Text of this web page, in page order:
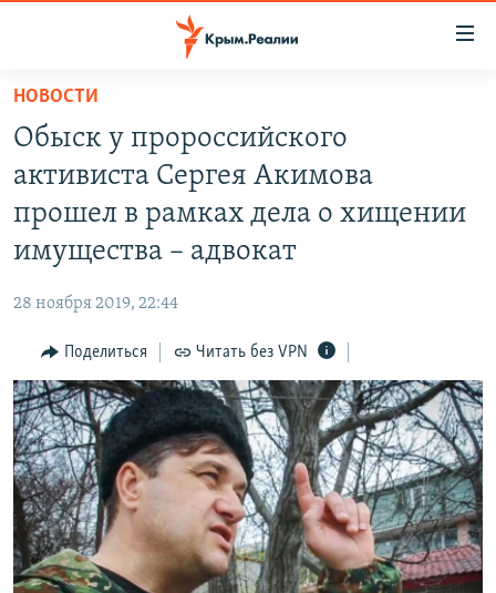
Вернуться
основному
содержанию
главной
Вернутся
поиску
НОВОСТИ
СПЕЦПРОЕКТЫ
ИНТЕРАКТИВ
ИНФОГРАФИКА
ТЕЛЕПРОЕКТ КРЫМ.РЕАЛИИ
СОВЕТЫ ПРАВОЗАЩИТНИКОВ
ПРОПАВШИЕ БЕЗ ВЕСТИ
ПОБЕДИТЕЛЕЙ НЕ СУДЯТ?
КРЫМ.НЕПОКОРЕННЫЙ
РАДІО СВОБОДА
КАК ОБОЙТИ БЛОКИРОВКУ
Українською
Qırımtatar
ПРИСОЕДИНЯЙТЕСЬ!
НОВОСТИ
Обыск у пророссийского
активиста Сергея Акимова
прошел в рамках дела о хищении
имущества – адвокат
28 ноября 2019, 22:44
Поделиться Читать без VPN